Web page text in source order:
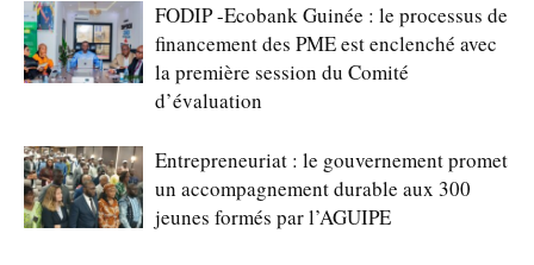
FODIP -Ecobank Guinée : le processus de
financement des PME est enclenché avec
la première session du Comité
d’évaluation
Entrepreneuriat : le gouvernement promet
un accompagnement durable aux 300
jeunes formés par l’AGUIPE